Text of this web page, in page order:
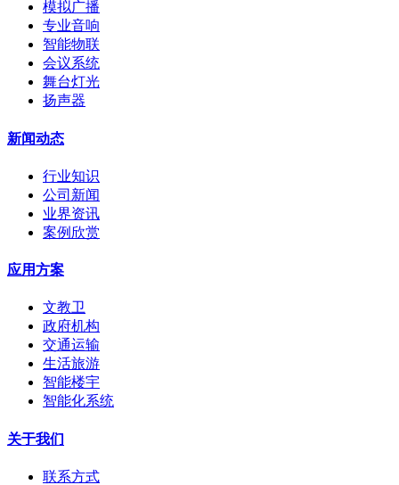
模拟广播
专业音响
智能物联
会议系统
舞台灯光
扬声器
新闻动态
行业知识
公司新闻
业界资讯
案例欣赏
应用方案
文教卫
政府机构
交通运输
生活旅游
智能楼宇
智能化系统
关于我们
联系方式